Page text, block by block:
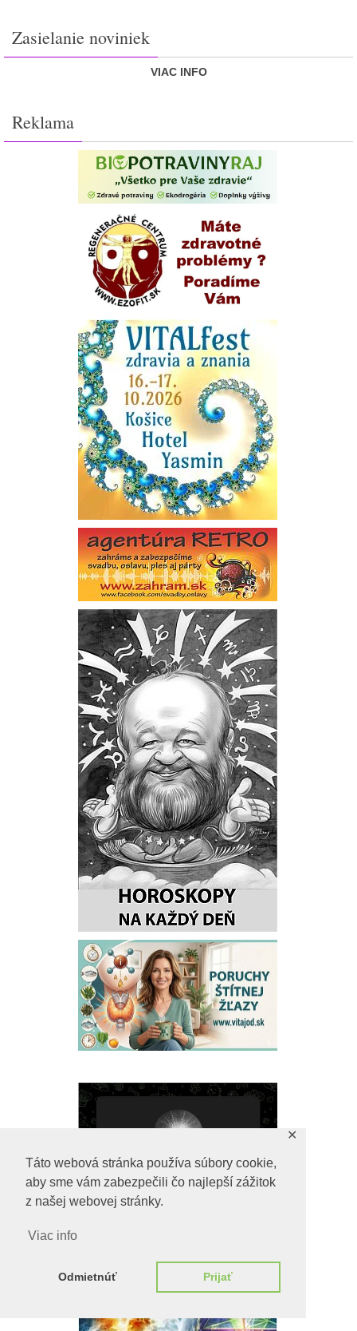
Táto webová stránka používa súbory cookie,
aby sme vám zabezpečili čo najlepší zážitok
z našej webovej stránky.
Viac info
Odmietnúť Prijať
✕
Zasielanie noviniek
VIAC INFO
Reklama